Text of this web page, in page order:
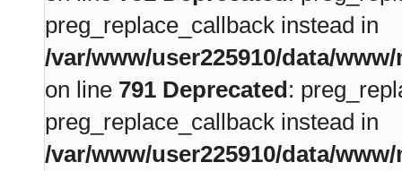
preg_replace_callback instead in
/var/www/user225910/data/
on line 791 Deprecated:
preg_replace_callback instead in
/var/www/user225910/data/